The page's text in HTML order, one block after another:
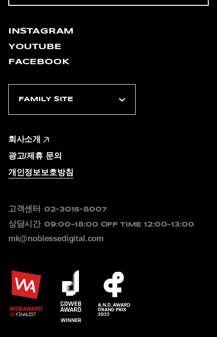
INSTAGRAM
YOUTUBE
FACEBOOK
회사소개
광고/제휴 문의
개인정보보호방침
고객센터 02-3015-8007
상담시간 09:00~18:00 OFF TIME 12:00~13:00
mk@noblessedigital.com